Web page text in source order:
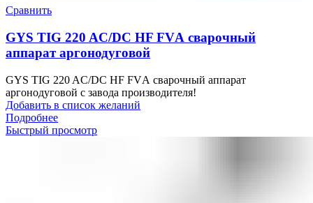
Сравнить
GYS TIG 220 AC/DC HF FVА сварочный
аппарат аргонодуговой
GYS TIG 220 AC/DC HF FVА сварочный аппарат
аргонодуговой с завода производителя!
Добавить в список желаний
Подробнее
Быстрый просмотр